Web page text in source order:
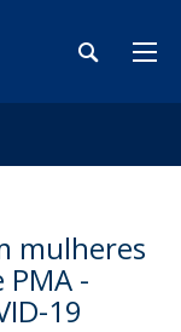
mulheres
-
19